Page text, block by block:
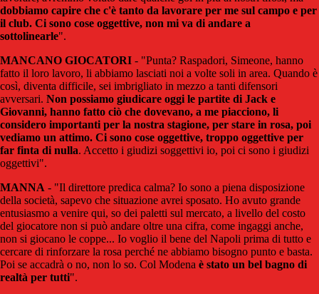
dobbiamo capire che c'è tanto da lavorare per me sul campo e per
il club. Ci sono cose oggettive, non mi va di andare a
sottolinearle".
MANCANO GIOCATORI - "Punta? Raspadori, Simeone, hanno
fatto il loro lavoro, li abbiamo lasciati noi a volte soli in area. Quando è
così, diventa difficile, sei imbrigliato in mezzo a tanti difensori
avversari. Non possiamo giudicare oggi le partite di Jack e
Giovanni, hanno fatto ciò che dovevano, a me piacciono, li
considero importanti per la nostra stagione, per stare in rosa, poi
vediamo un attimo. Ci sono cose oggettive, troppo oggettive per
far finta di nulla. Accetto i giudizi soggettivi io, poi ci sono i giudizi
oggettivi".
MANNA - "Il direttore predica calma? Io sono a piena disposizione
della società, sapevo che situazione avrei sposato. Ho avuto grande
entusiasmo a venire qui, so dei paletti sul mercato, a livello del costo
del giocatore non si può andare oltre una cifra, come ingaggi anche,
non si giocano le coppe... Io voglio il bene del Napoli prima di tutto e
cercare di rinforzare la rosa perché ne abbiamo bisogno punto e basta.
Poi se accadrà o no, non lo so. Col Modena è stato un bel bagno di
realtà per tutti".